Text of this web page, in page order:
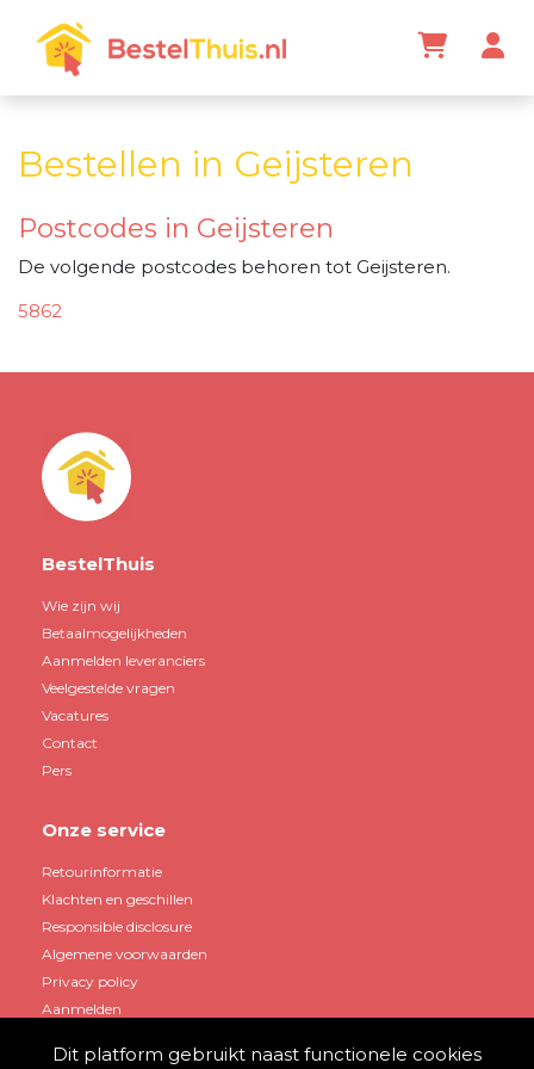
Bestellen in Geijsteren
Postcodes in Geijsteren
De volgende postcodes behoren tot Geijsteren.
5862
BestelThuis
Wie zijn wij
Betaalmogelijkheden
Aanmelden leveranciers
Veelgestelde vragen
Vacatures
Contact
Pers
Onze service
Retourinformatie
Klachten en geschillen
Responsible disclosure
Algemene voorwaarden
Privacy policy
Aanmelden
Dit platform gebruikt naast functionele cookies